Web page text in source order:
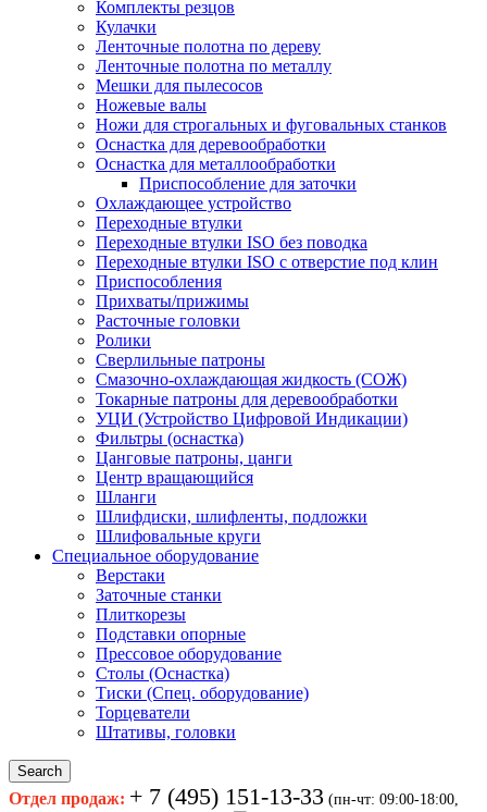
Комплекты резцов
Кулачки
Ленточные полотна по дереву
Ленточные полотна по металлу
Мешки для пылесосов
Ножевые валы
Ножи для строгальных и фуговальных станков
Оснастка для деревообработки
Оснастка для металлообработки
Приспособление для заточки
Охлаждающее устройство
Переходные втулки
Переходные втулки ISO без поводка
Переходные втулки ISO с отверстие под клин
Приспособления
Прихваты/прижимы
Расточные головки
Ролики
Сверлильные патроны
Смазочно-охлаждающая жидкость (СОЖ)
Токарные патроны для деревообработки
УЦИ (Устройство Цифровой Индикации)
Фильтры (оснастка)
Цанговые патроны, цанги
Центр вращающийся
Шланги
Шлифдиски, шлифленты, подложки
Шлифовальные круги
Специальное оборудование
Верстаки
Заточные станки
Плиткорезы
Подставки опорные
Прессовое оборудование
Столы (Оснастка)
Тиски (Спец. оборудование)
Торцеватели
Штативы, головки
Search
Отдел продаж: + 7 (495) 151-13-33 (пн-чт: 09:00-18:00,